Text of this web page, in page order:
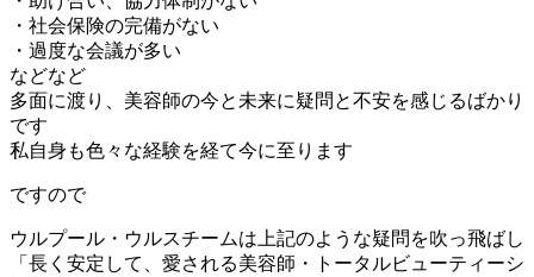
・社会保険の完備がない
・過度な会議が多い
などなど
多面に渡り、美容師の今と未来に疑問と不安を感じるばかり
です
私自身も色々な経験を経て今に至ります
ですので
ウルプール・ウルスチームは上記のような疑問を吹っ飛ばし
「長く安定して、愛される美容師・トータルビューティーシ